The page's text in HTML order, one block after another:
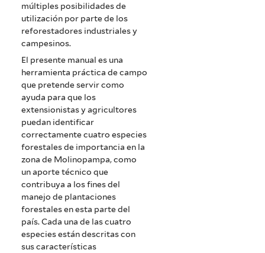
múltiples posibilidades de
utilización por parte de los
reforestadores industriales y
campesinos.
El presente manual es una
herramienta práctica de campo
que pretende servir como
ayuda para que los
extensionistas y agricultores
puedan identificar
correctamente cuatro especies
forestales de importancia en la
zona de Molinopampa, como
un aporte técnico que
contribuya a los fines del
manejo de plantaciones
forestales en esta parte del
país. Cada una de las cuatro
especies están descritas con
sus características